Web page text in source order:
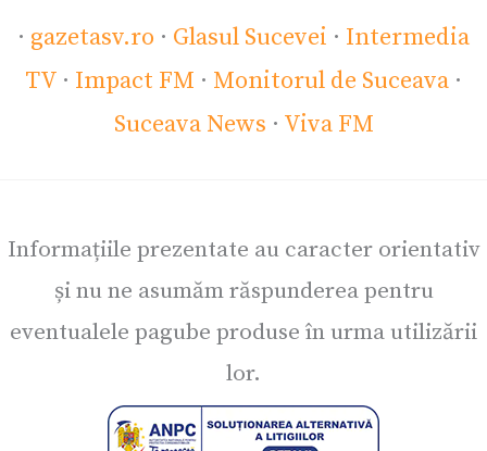
· gazetasv.ro · Glasul Sucevei · Intermedia
TV · Impact FM · Monitorul de Suceava ·
Suceava News · Viva FM
Informațiile prezentate au caracter orientativ
și nu ne asumăm răspunderea pentru
eventualele pagube produse în urma utilizării
lor.